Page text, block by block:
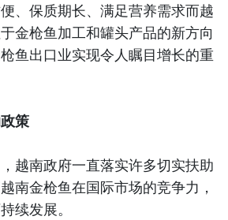
、保质期长、满足营养需求而越
金枪鱼加工和罐头产品的新方向
鱼出口业实现令人瞩目增长的重
策
越南政府一直落实许多切实扶助
南金枪鱼在国际市场的竞争力，
续发展。